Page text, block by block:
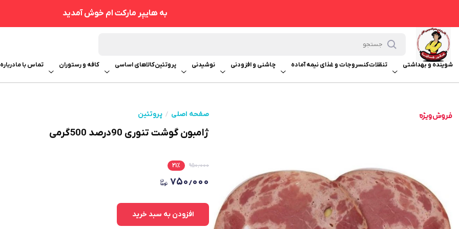
به هایپر مارکت ام خوش آمدید
شوینده و بهداشتی تنقلاتکنسروجات و غذای نیمه آماده چاشنی و افزودنی نوشیدنی پروتئینکالاهای اساسی کافه و رستوران تماس با ما
صفحه اصلی پروتئین
ژامبون گوشت تنوری 90درصد 500گرمی
۹۵۰٫۰۰۰ ۲۱٪
۷۵۰٫۰۰۰
افزودن به سبد خرید